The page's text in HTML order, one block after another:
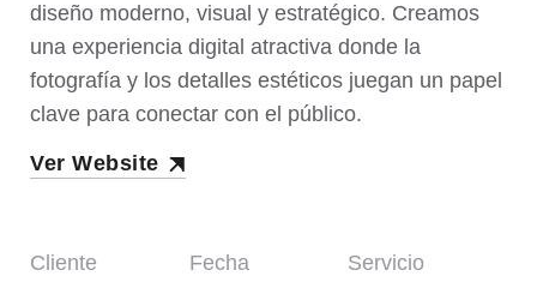
diseño moderno, visual y estratégico. Creamos
una experiencia digital atractiva donde la
fotografía y los detalles estéticos juegan un papel
clave para conectar con el público.
Ver Website
Cliente Fecha Servicio